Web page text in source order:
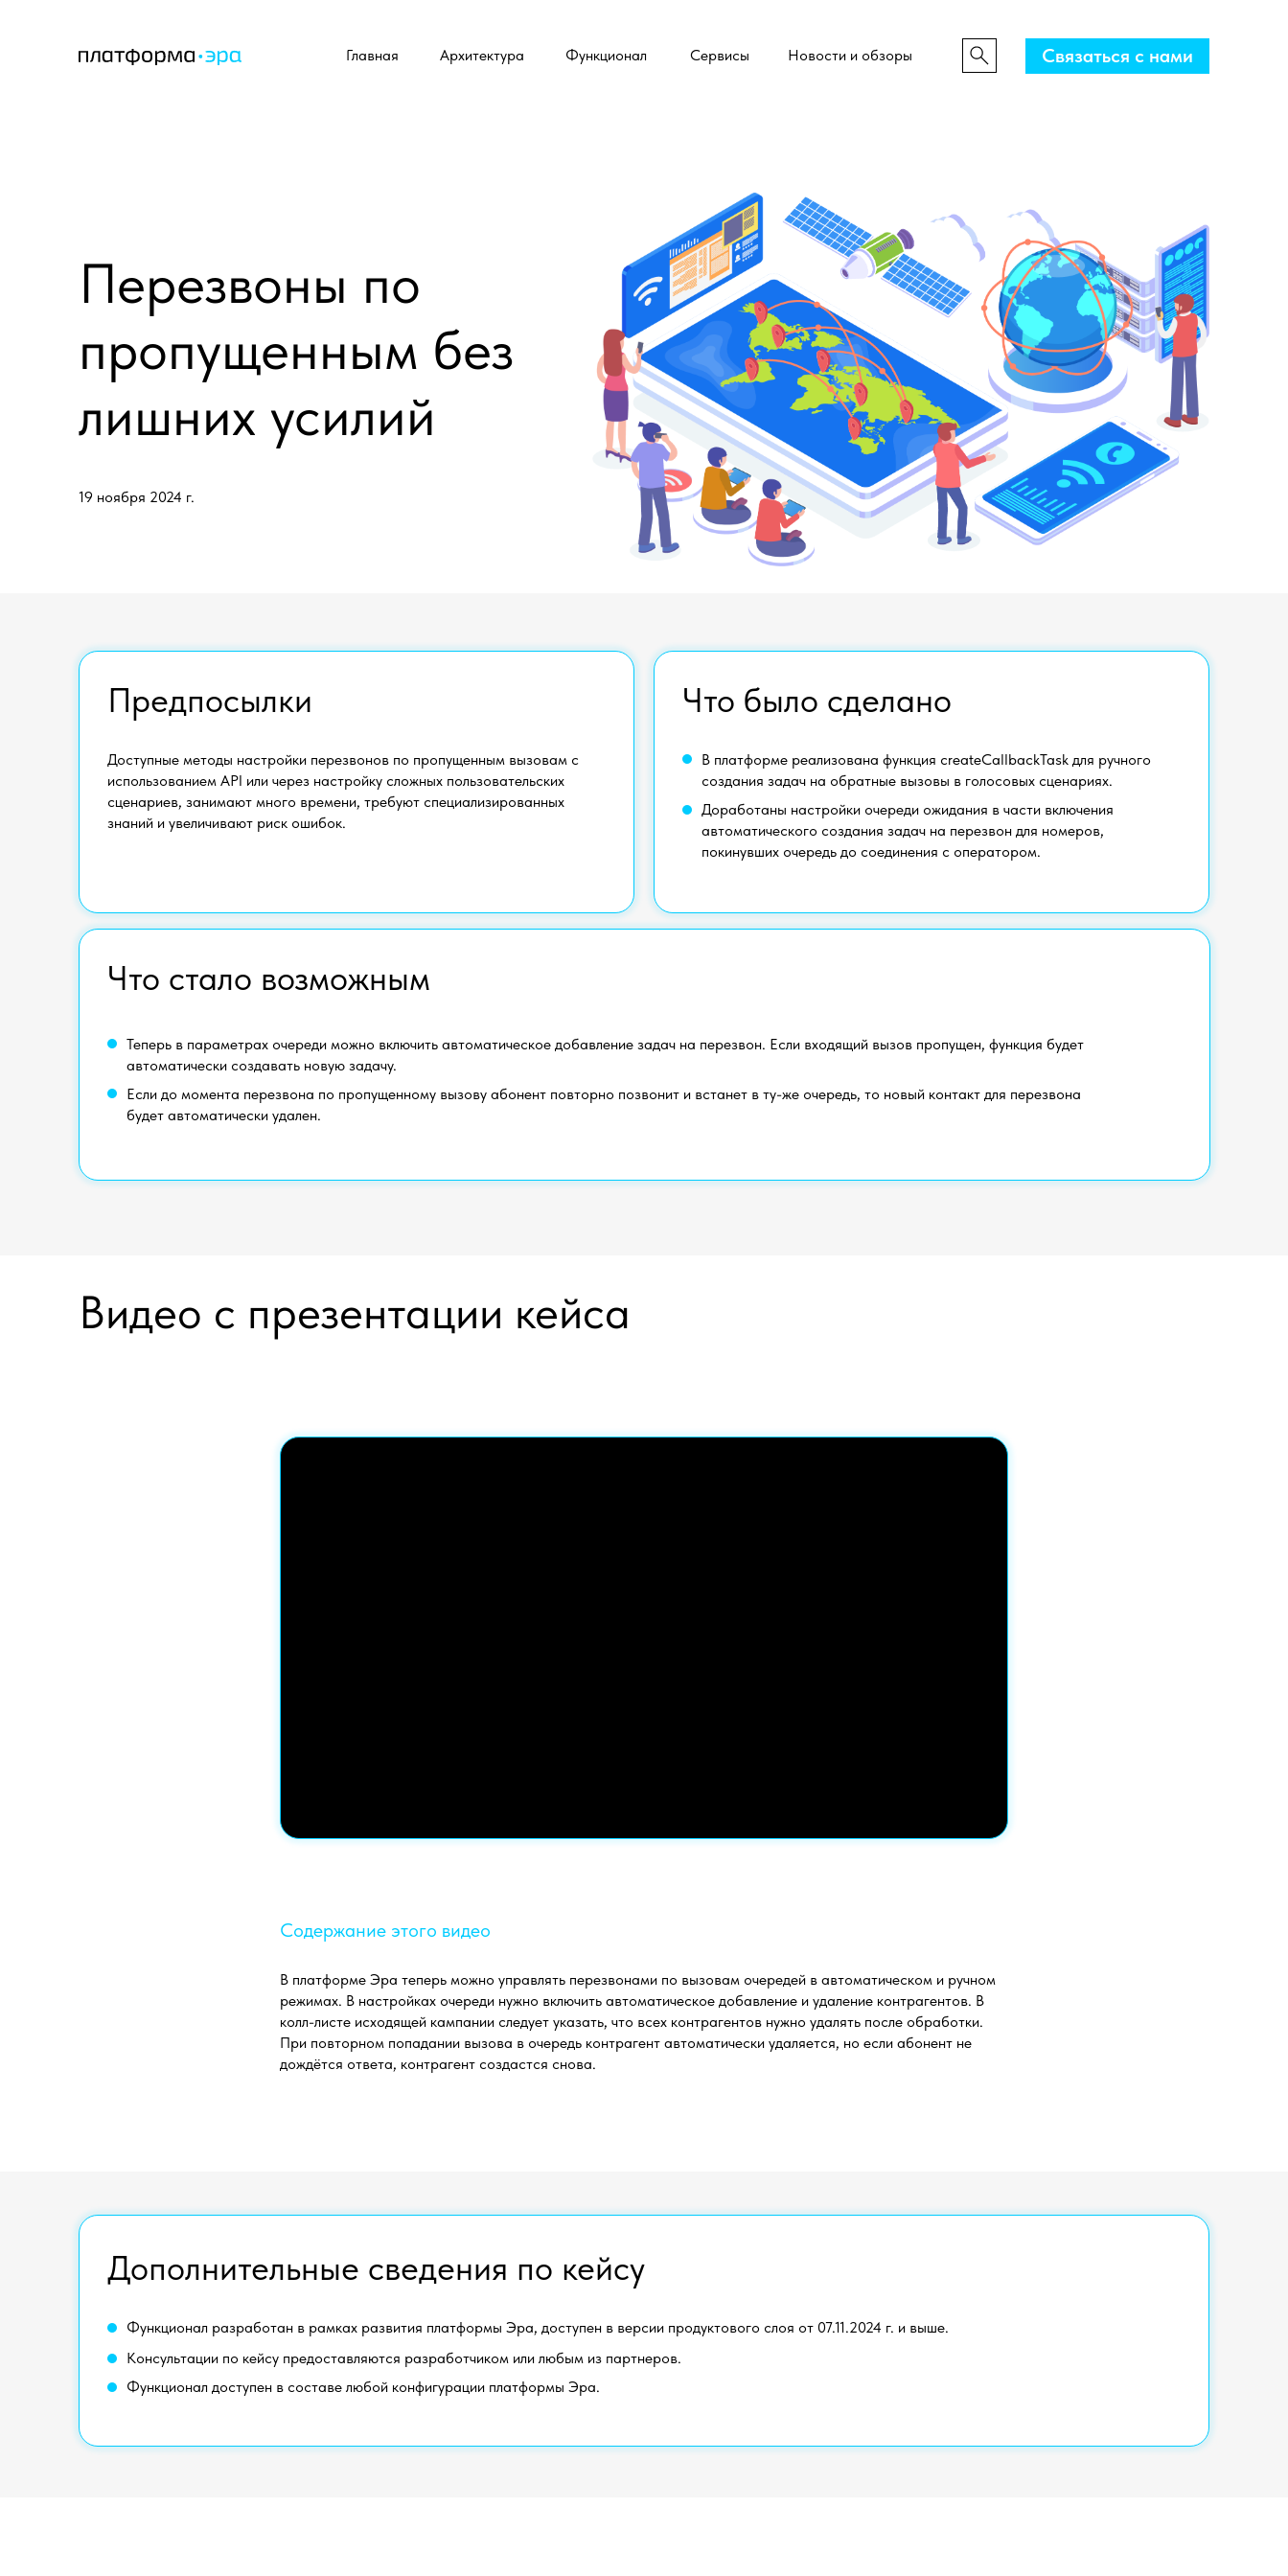
Связаться с нами
Главная Архитектура Функционал Сервисы Новости и обзоры
Перезвоны по
пропущенным без
лишних усилий
19 ноября 2024 г.
Что стало возможным
Теперь в параметрах очереди можно включить автоматическое добавление задач на перезвон. Если входящий вызов пропущен, функция будет
автоматически создавать новую задачу.
Если до момента перезвона по пропущенному вызову абонент повторно позвонит и встанет в ту-же очередь, то новый контакт для перезвона
будет автоматически удален.
Предпосылки
Доступные методы настройки перезвонов по пропущенным вызовам с
использованием API или через настройку сложных пользовательских
сценариев, занимают много времени, требуют специализированных
знаний и увеличивают риск ошибок.
Что было сделано
В платформе реализована функция createCallbackTask для ручного
создания задач на обратные вызовы в голосовых сценариях.
Доработаны настройки очереди ожидания в части включения
автоматического создания задач на перезвон для номеров,
покинувших очередь до соединения с оператором.
Видео с презентации кейса
В платформе Эра теперь можно управлять перезвонами по вызовам очередей в автоматическом и ручном
режимах. В настройках очереди нужно включить автоматическое добавление и удаление контрагентов. В
колл-листе исходящей кампании следует указать, что всех контрагентов нужно удалять после обработки.
При повторном попадании вызова в очередь контрагент автоматически удаляется, но если абонент не
дождётся ответа, контрагент создастся снова.
Содержание этого видео
Дополнительные сведения по кейсу
Функционал разработан в рамках развития платформы Эра, доступен в версии продуктового слоя от 07.11.2024 г. и выше.
Консультации по кейсу предоставляются разработчиком или любым из партнеров.
Функционал доступен в составе любой конфигурации платформы Эра.